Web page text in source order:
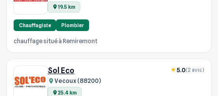
19.5 km
Chauffagiste Plombier
chauffage situé à Remiremont
Sol Eco
Vecoux (88200)
25.4 km
5.0(2 avis)